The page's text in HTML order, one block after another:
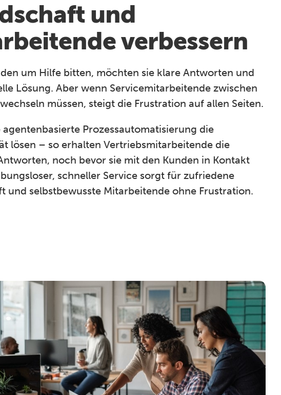
und
verbessern
um Hilfe bitten, möchten sie klare Antworten und
Lösung. Aber wenn Servicemitarbeitende zwischen
müssen, steigt die Frustration auf allen Seiten.
agentenbasierte Prozessautomatisierung die
lösen – so erhalten Vertriebsmitarbeitende die
noch bevor sie mit den Kunden in Kontakt
schneller Service sorgt für zufriedene
und selbstbewusste Mitarbeitende ohne Frustration.